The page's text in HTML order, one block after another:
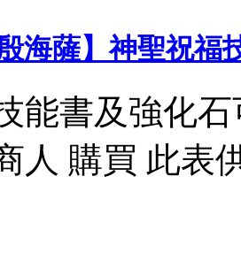
海薩】神聖祝福
能書及強化
人 購買 此表